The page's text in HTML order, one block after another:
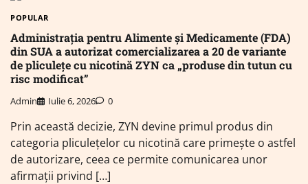
POPULAR
Administrația pentru Alimente și Medicamente (FDA)
din SUA a autorizat comercializarea a 20 de variante
de pliculețe cu nicotină ZYN ca „produse din tutun cu
risc modificat”
Admin Iulie 6, 2026 0
Prin această decizie, ZYN devine primul produs din
categoria pliculețelor cu nicotină care primește o astfel
de autorizare, ceea ce permite comunicarea unor
afirmații privind […]